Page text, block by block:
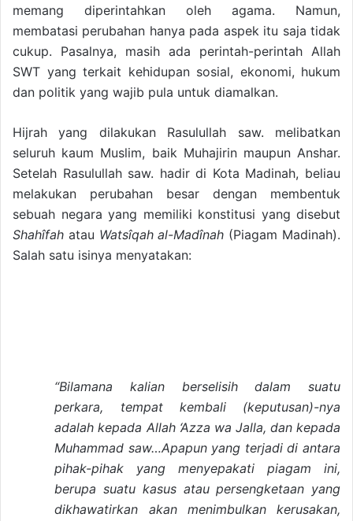
memang diperintahkan oleh agama. Namun,
membatasi perubahan hanya pada aspek itu saja tidak
cukup. Pasalnya, masih ada perintah-perintah Allah
SWT yang terkait kehidupan sosial, ekonomi, hukum
dan politik yang wajib pula untuk diamalkan.
Hijrah yang dilakukan Rasulullah saw. melibatkan
seluruh kaum Muslim, baik Muhajirin maupun Anshar.
Setelah Rasulullah saw. hadir di Kota Madinah, beliau
melakukan perubahan besar dengan membentuk
sebuah negara yang memiliki konstitusi yang disebut
Shahîfah atau Watsîqah al-Madînah (Piagam Madinah).
Salah satu isinya menyatakan:
“Bilamana kalian berselisih dalam suatu
perkara, tempat kembali (keputusan)-nya
adalah kepada Allah ‘Azza wa Jalla, dan kepada
Muhammad saw…Apapun yang terjadi di antara
pihak-pihak yang menyepakati piagam ini,
berupa suatu kasus atau persengketaan yang
dikhawatirkan akan menimbulkan kerusakan,